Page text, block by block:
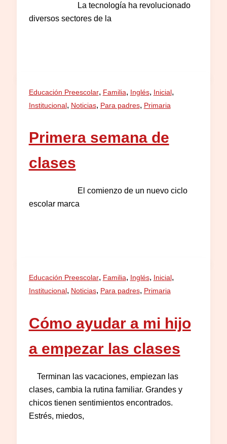
La tecnología ha revolucionado
diversos sectores de la
Educación Preescolar, Familia, Inglés, Inicial,
Institucional, Noticias, Para padres, Primaria
Primera semana de
clases
El comienzo de un nuevo ciclo
escolar marca
Educación Preescolar, Familia, Inglés, Inicial,
Institucional, Noticias, Para padres, Primaria
Cómo ayudar a mi hijo
a empezar las clases
Terminan las vacaciones, empiezan las
clases, cambia la rutina familiar. Grandes y
chicos tienen sentimientos encontrados.
Estrés, miedos,